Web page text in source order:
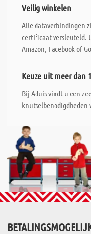
Veilig winkelen
Alle dataverbindingen
certificaat versleuteld.
Amazon, Facebook of
Keuze uit meer dan
Bij Aduis vindt u een
knutselbenodigdheden